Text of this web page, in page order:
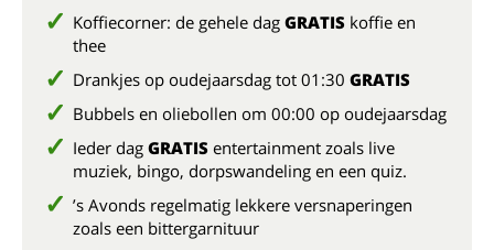
Koffiecorner: de gehele dag GRATIS koffie en
thee
Drankjes op oudejaarsdag tot 01:30 GRATIS
Bubbels en oliebollen om 00:00 op oudejaarsdag
Ieder dag GRATIS entertainment zoals live
muziek, bingo, dorpswandeling en een quiz.
’s Avonds regelmatig lekkere versnaperingen
zoals een bittergarnituur